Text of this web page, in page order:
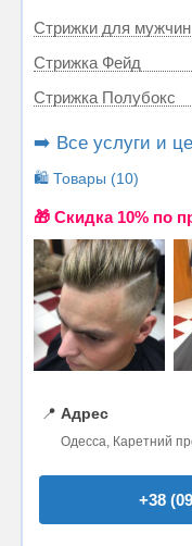
Стрижки для мужчин
Стрижка Фейд
Стрижка Полубокс
➡️ Все услуги и
🛍️ Товары (10)
🎁 Cкидка 10% по
📍 Адрес
Одесса, Каретний
+38